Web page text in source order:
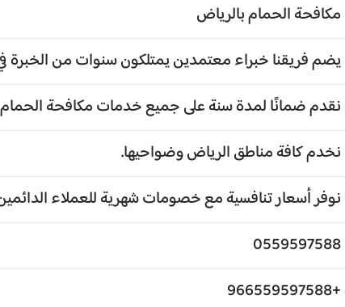
مكافحة الحمام​ بالرياض
يضم فريقنا خبراء معتمدين يمتلكون سنوات من الخبرة
نقدم ضمانًا لمدة سنة على جميع خدمات مكافحة
نخدم كافة مناطق الرياض وضواحيها.
نوفر أسعار تنافسية مع خصومات شهرية للعملاء
0559597588
+966559597588